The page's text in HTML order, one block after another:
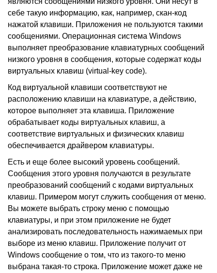
себе такую информацию, как, например, скан-код
нажатой клавиши. Приложения не пользуются такими
сообщениями. Операционная система Windows
выполняет преобразование клавиатурных сообщений
низкого уровня в сообщения, которые содержат коды
виртуальных клавиш (virtual-key code).
Код виртуальной клавиши соответствуют не
расположению клавиши на клавиатуре, а действию,
которое выполняет эта клавиша. Приложение
обрабатывает коды виртуальных клавиш, а
соответствие виртуальных и физических клавиш
обеспечивается драйвером клавиатуры.
Есть и еще более высокий уровень сообщений.
Сообщения этого уровня получаются в результате
преобразований сообщений с кодами виртуальных
клавиш. Примером могут служить сообщения от меню.
Вы можете выбрать строку меню с помощью
клавиатуры, и при этом приложение не будет
анализировать последовательность нажимаемых при
выборе из меню клавиш. Приложение получит от
Windows сообщение о том, что из такого-то меню
выбрана такая-то строка. Приложение может даже не